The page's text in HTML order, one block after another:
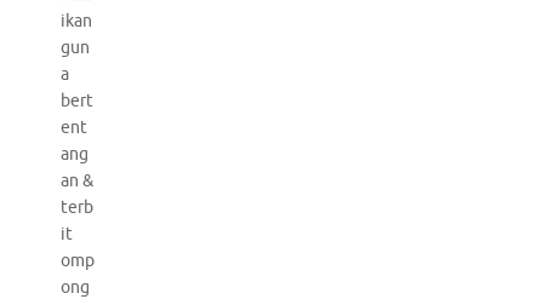
ikan
gun
a
bert
ent
ang
an &
terb
it
omp
ong